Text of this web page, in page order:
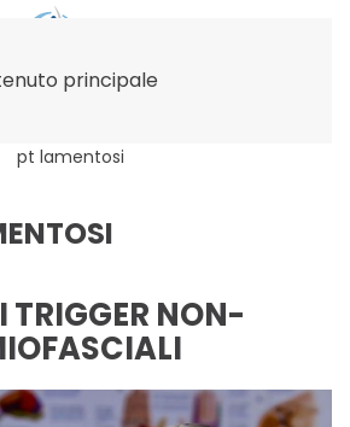
principale
pt lamentosi
TRIGGER NON-